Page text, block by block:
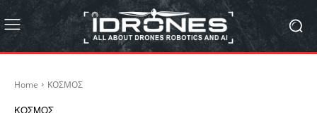
Home ΚΟΣΜΟΣ
ΚΟΣΜΟΣ